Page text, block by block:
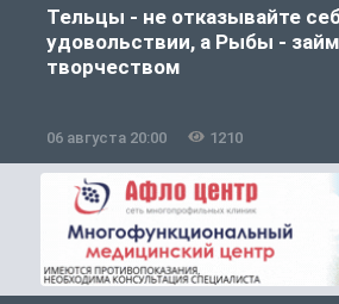
Тельцы - не отказывайте
удовольствии, а Рыбы -
творчеством
06 августа 20:00 1210